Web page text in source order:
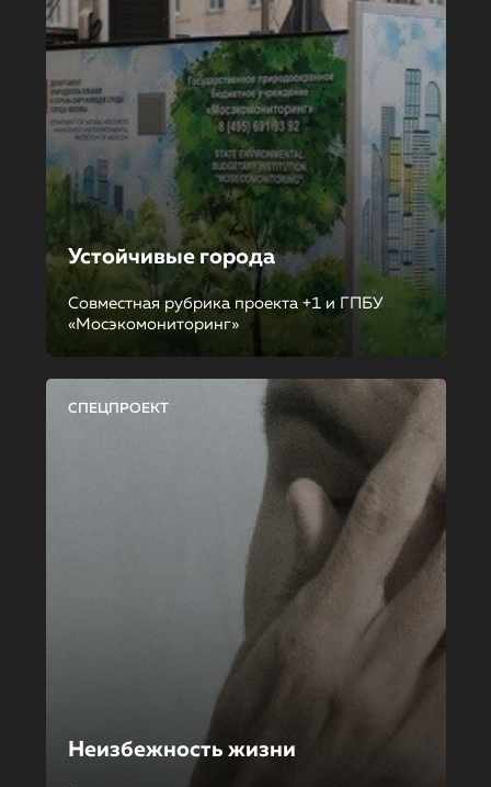
Устойчивые города
Совместная рубрика проекта +1 и ГПБУ
«Мосэкомониторинг»
СПЕЦПРОЕКТ
Неизбежность жизни